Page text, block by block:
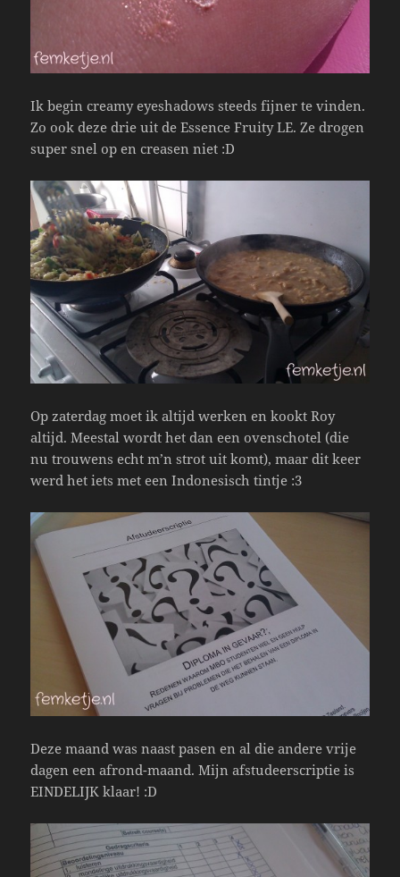
Ik begin creamy eyeshadows steeds fijner te vinden.
Zo ook deze drie uit de Essence Fruity LE. Ze drogen
super snel op en creasen niet :D
Op zaterdag moet ik altijd werken en kookt Roy
altijd. Meestal wordt het dan een ovenschotel (die
nu trouwens echt m’n strot uit komt), maar dit keer
werd het iets met een Indonesisch tintje :3
Deze maand was naast pasen en al die andere vrije
dagen een afrond-maand. Mijn afstudeerscriptie is
EINDELIJK klaar! :D